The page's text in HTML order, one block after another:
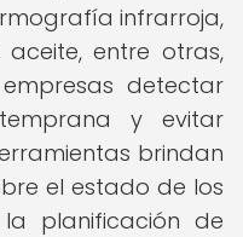
infrarroja,
entre otras,
detectar
y evitar
brindan
el estado de los
planificación de